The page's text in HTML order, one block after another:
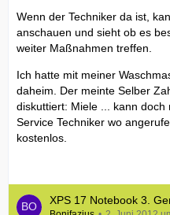
was soll ich machen??
Wenn der Techniker da ist,
anschauen und sieht ob es
weiter Maßnahmen treffen.
Ich hatte mit meiner
daheim. Der meinte Selber
diskuttiert: Miele ... kann
Service Techniker wo
kostenlos.
XPS 17 Notebook 3.